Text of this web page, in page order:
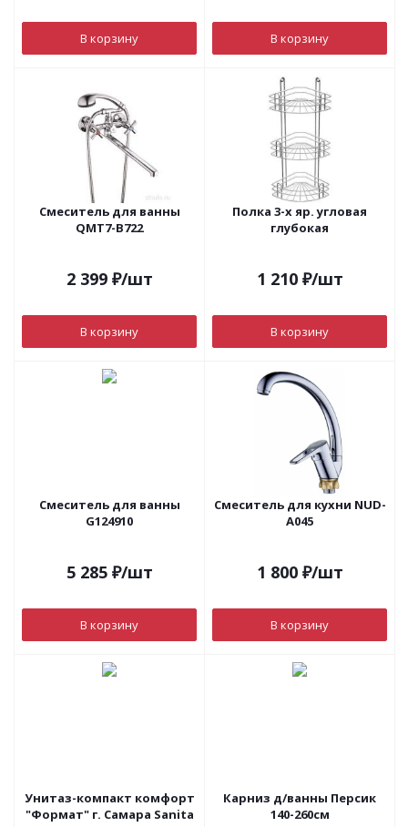
В корзину В корзину
Смеситель для ванны
QМТ7-В722
2 399₽/шт
В корзину
Полка 3-х яр. угловая
глубокая
1 210₽/шт
В корзину
Смеситель для ванны
G124910
5 285₽/шт
В корзину
Смеситель для кухни NUD-
A045
1 800₽/шт
В корзину
Унитаз-компакт комфорт
"Формат" г. Самара Sanita
Карниз д/ванны Персик
140-260см